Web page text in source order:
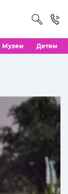
Музеи Детям